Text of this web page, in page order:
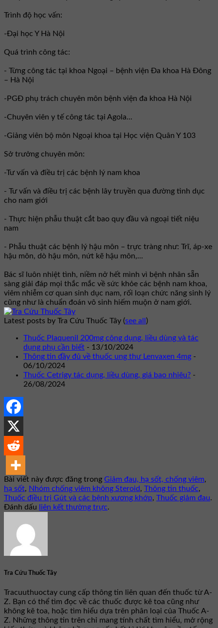
Trình độ học vấn:
-Đại học Y Hà Nội
Quá trình công tác:
- Từng công tác tại khoa Ngoại – bệnh viện Đa khoa Hà Đông
– Hà Nội
-PGĐ phụ trách chuyên môn bệnh viện đa khoa Hà Nội
-Chuyên viên y tế công tác tại Agola...
-Giảng viên bộ môn Ngoại khoa tại Học viện Quân Y 103
Sở trưởng chuyên môn:
-Tư vấn và điều trị các bệnh lý nam khoa
- Tư vấn và điều trị các bệnh lây truyền qua đường tình dục
cho nam giới
- Thực hiện phẫu thuật cắt bao quy đầu và ngoại tiết niệu
nam
- Phẫu thuật các bệnh lý hậu môn – trực tràng như: Trĩ, áp-xe
hậu môn, dò hậu môn, nứt kẽ hậu môn,...
Bác sĩ luôn nhiệt tình, niềm nở hết mình vì bệnh nhân sẵn
sàng giải đáp mọi thắc mắc về sức khỏe các bệnh nam khoa,
viêm nhiễm cơ quan sinh dục nam, rối loạn chức năng sinh lý
cũng như là chuẩn đoán vô sinh hiếm muộn ở nam giới.
Latest posts by Tra Cứu Thuốc Tây (see all )
Thuốc Plaquenil 200mg công dụng, liều dùng và tác
dụng phụ cần biết - 13/10/2024
Thông tin đầy đủ về thuốc ung thư Lenvaxen 4mg -
06/10/2024
Thuốc Cetrigy tác dụng, liều dùng, giá bao nhiêu? -
26/08/2024
Bài viết này được đăng trong Giảm đau, hạ sốt, chống viêm,
hạ sốt, Nhóm chống viêm không Steroid, Thông tin thuốc,
Thuốc điều trị Gút và các bệnh xương khớp, Thuốc giảm đau.
Đánh dấu
liên kết thường trực.
Tra Cứu Thuốc Tây
Tracuuthuoctay cung cấp thông tin liên quan đến thuốc từ A-
Z. Bạn có thể tìm đọc về các thuốc được kê toa cũng như
không kê toa, hoặc tìm hiểu dựa trên phân loại của Thuốc A-
Z. Những thông tin trên chỉ mang tính chất tìm hiểu, mở rộng